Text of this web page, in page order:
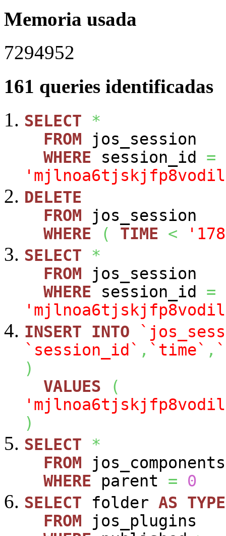
Memoria usada
7294952
161 queries identificadas
SELECT
*
FROM jos_session
WHERE session_id =
DELETE
FROM jos_session
WHERE
( TIME <
SELECT
*
FROM jos_session
WHERE session_id =
INSERT
INTO
`session_id` , `time` ,
)
VALUES
(
)
SELECT
*
FROM jos_components
WHERE parent =
0
SELECT folder AS TYPE
FROM jos_plugins